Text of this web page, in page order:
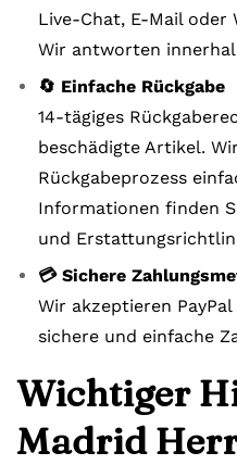
Live-Chat, E-Mail oder
Wir antworten
🔄 Einfache Rückgabe
14-tägiges
beschädigte Artikel.
Rückgabeprozess
Informationen finden
und
💳 Sichere
Wir akzeptieren
sichere und einfache
Wichtiger
Madrid